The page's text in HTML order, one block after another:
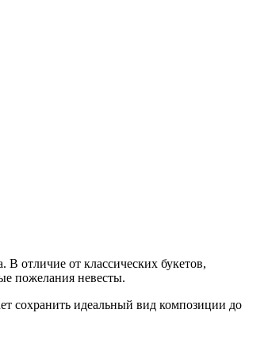
отличие от классических букетов,
пожелания невесты.
сохранить идеальный вид композиции до